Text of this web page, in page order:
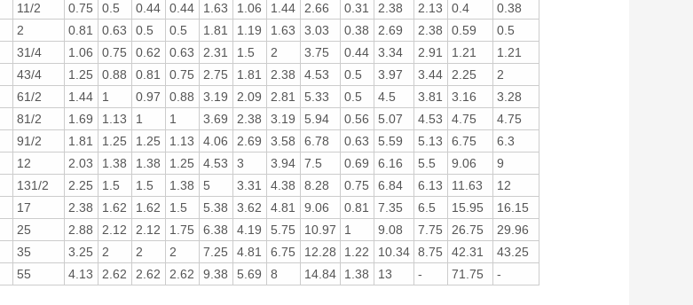
11/2 0.75 0.5 0.44 0.44 1.63 1.06 1.44 2.66 0.31 2.38 2.13 0.4
0.38
2 0.81 0.63 0.5 0.5 1.81 1.19 1.63 3.03 0.38 2.69 2.38 0.59
0.5
31/4 1.06 0.75 0.62 0.63 2.31 1.5 2 3.75 0.44 3.34 2.91 1.21
1.21
43/4 1.25 0.88 0.81 0.75 2.75 1.81 2.38 4.53 0.5 3.97 3.44 2.25
2
61/2 1.44 1 0.97 0.88 3.19 2.09 2.81 5.33 0.5 4.5 3.81 3.16
3.28
81/2 1.69 1.13 1 1 3.69 2.38 3.19 5.94 0.56 5.07 4.53 4.75
4.75
91/2 1.81 1.25 1.25 1.13 4.06 2.69 3.58 6.78 0.63 5.59 5.13 6.75
6.3
12 2.03 1.38 1.38 1.25 4.53 3 3.94 7.5 0.69 6.16 5.5 9.06
9
131/2 2.25 1.5 1.5 1.38 5 3.31 4.38 8.28 0.75 6.84 6.13 11.63
12
17 2.38 1.62 1.62 1.5 5.38 3.62 4.81 9.06 0.81 7.35 6.5 15.95
16.15
25 2.88 2.12 2.12 1.75 6.38 4.19 5.75 10.97 1 9.08 7.75 26.75
29.96
35 3.25 2 2 2 7.25 4.81 6.75 12.28 1.22 10.34 8.75 42.31
43.25
55 4.13 2.62 2.62 2.62 9.38 5.69 8 14.84 1.38 13 - 71.75 -